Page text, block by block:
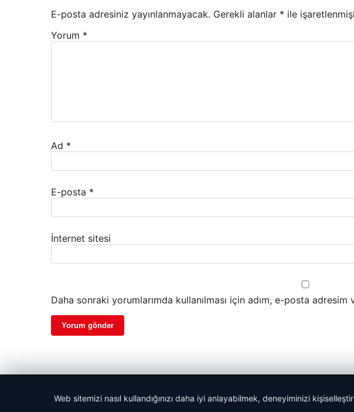
E-posta adresiniz yayınlanmayacak. Gerekli alanlar * ile
Yorum *
Ad *
E-posta *
İnternet sitesi
Daha sonraki yorumlarımda kullanılması için adım, e-posta
Web sitemizi nasıl kullandığınızı daha iyi anlayabilmek, deneyiminizi